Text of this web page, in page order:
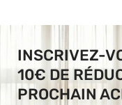
INSCRIVEZ-
10€ DE
PROCHAIN